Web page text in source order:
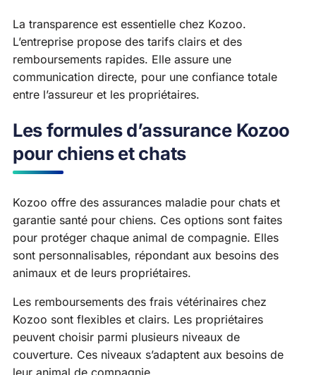
La transparence est essentielle chez Kozoo.
L’entreprise propose des tarifs clairs et des
remboursements rapides. Elle assure une
communication directe, pour une confiance totale
entre l’assureur et les propriétaires.
Les formules d’assurance Kozoo
pour chiens et chats
Kozoo offre des assurances maladie pour chats et
garantie santé pour chiens. Ces options sont faites
pour protéger chaque animal de compagnie. Elles
sont personnalisables, répondant aux besoins des
animaux et de leurs propriétaires.
Les remboursements des frais vétérinaires chez
Kozoo sont flexibles et clairs. Les propriétaires
peuvent choisir parmi plusieurs niveaux de
couverture. Ces niveaux s’adaptent aux besoins de